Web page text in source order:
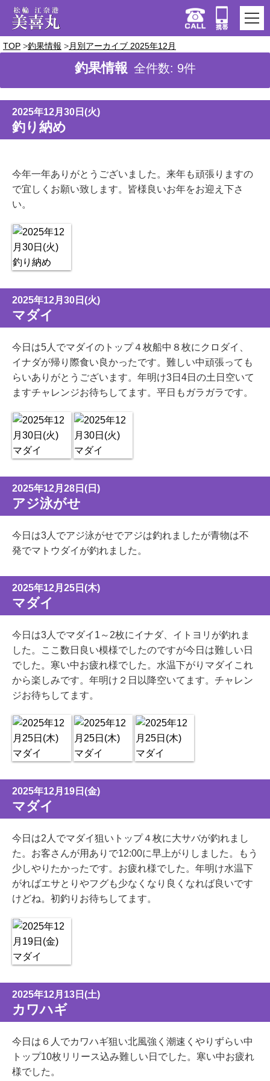
TOP 釣果情報 月別アーカイブ 2025年12月
釣果情報 全件数: 9件
2025年12月30日(火)
釣り納め
今年一年ありがとうございました。来年も頑張りますの
で宜しくお願い致します。皆様良いお年をお迎え下さ
い。
2025年12月30日(火)
マダイ
今日は5人でマダイのトップ４枚船中８枚にクロダイ、
イナダが帰り際食い良かったです。難しい中頑張っても
らいありがとうございます。年明け3日4日の土日空いて
ますチャレンジお待ちしてます。平日もガラガラです。
2025年12月28日(日)
アジ泳がせ
今日は3人でアジ泳がせでアジは釣れましたが青物は不
発でマトウダイが釣れました。
2025年12月25日(木)
マダイ
今日は3人でマダイ1～2枚にイナダ、イトヨリが釣れま
した。ここ数日良い模様でしたのですが今日は難しい日
でした。寒い中お疲れ様でした。水温下がりマダイこれ
から楽しみです。年明け２日以降空いてます。チャレン
ジお待ちしてます。
2025年12月19日(金)
マダイ
今日は2人でマダイ狙いトップ４枚に大サバが釣れまし
た。お客さんが用ありで12:00に早上がりしました。もう
少しやりたかったです。お疲れ様でした。年明け水温下
がればエサとりやフグも少なくなり良くなれば良いです
けどね。初釣りお待ちしてます。
2025年12月13日(土)
カワハギ
今日は６人でカワハギ狙い北風強く潮速くやりずらい中
トップ10枚リリース込み難しい日でした。寒い中お疲れ
様でした。